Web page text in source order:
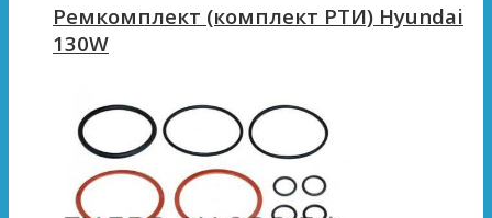
Ремкомплект (комплект РТИ) Hyundai
130W